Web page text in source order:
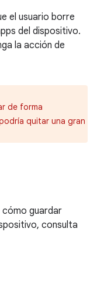
el usuario borre
del dispositivo.
la acción de
de forma
quitar una gran
guardar
consulta